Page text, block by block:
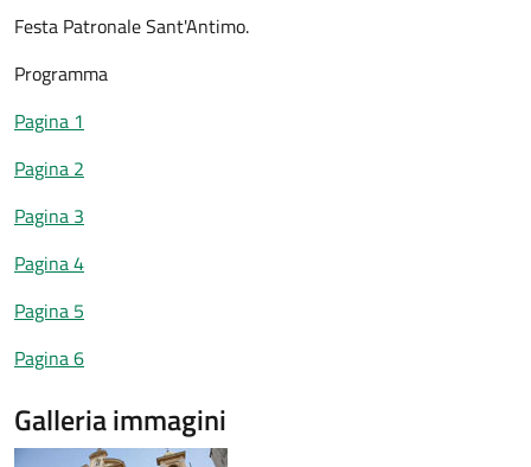
Festa Patronale Sant'Antimo.
Programma
Pagina 1
Pagina 2
Pagina 3
Pagina 4
Pagina 5
Pagina 6
Galleria immagini